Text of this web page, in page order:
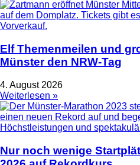
Elf Themenmeilen und
Münster den NRW-Tag
4. August 2026
Weiterlesen »
Nur noch wenige